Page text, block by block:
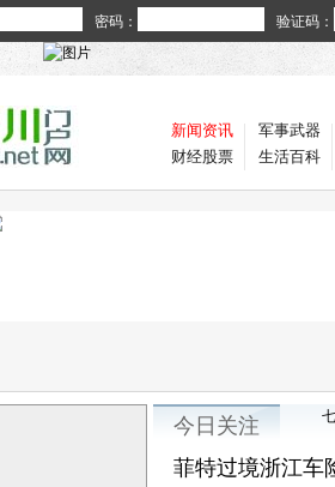
密码： 验证码：
新闻资讯
财经股票
军事武器
生活百科
今日关注
菲特过境浙江车